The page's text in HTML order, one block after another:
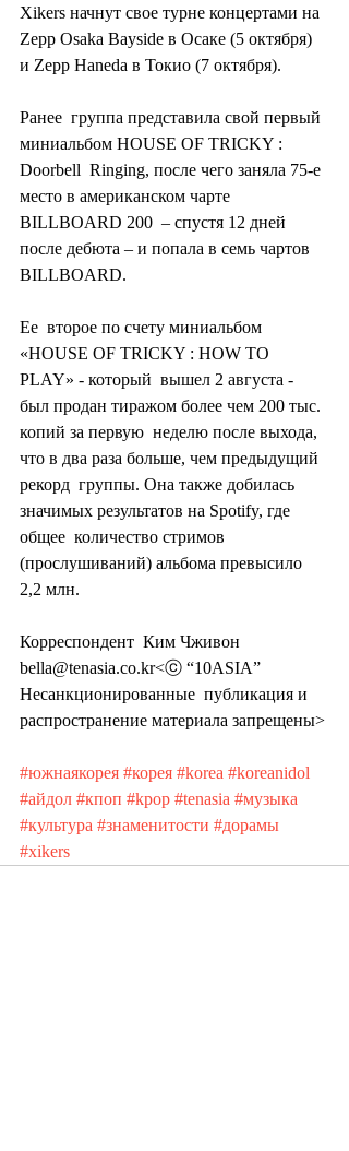
Xikers начнут свое турне концертами на
Zepp Osaka Bayside в Осаке (5 октября)
и Zepp Haneda в Токио (7 октября).
Ранее  группа представила свой первый
миниальбом HOUSE OF TRICKY :
Doorbell  Ringing, после чего заняла 75-е
место в американском чарте
BILLBOARD 200  – спустя 12 дней
после дебюта – и попала в семь чартов
BILLBOARD.
Ее  второе по счету миниальбом
«HOUSE OF TRICKY : HOW TO
PLAY» - который  вышел 2 августа -
был продан тиражом более чем 200 тыс.
копий за первую  неделю после выхода,
что в два раза больше, чем предыдущий
рекорд  группы. Она также добилась
значимых результатов на Spotify, где
общее  количество стримов
(прослушиваний) альбома превысило
2,2 млн.
Корреспондент  Ким Чживон
bella@tenasia.co.kr<ⓒ “10ASIA”
Несанкционированные  публикация и
распространение материала запрещены>
#южнаякорея #корея #korea #koreanidol
#айдол #кпоп #kpop #tenasia #музыка
#культура #знаменитости #дорамы
#xikers